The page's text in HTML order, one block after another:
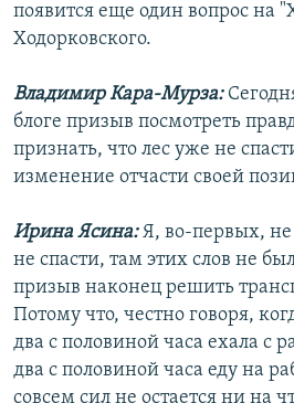
появится еще один вопрос на
Ходорковского.
Владимир Кара-Мурза:
блоге призыв посмотреть
признать, что лес уже не
изменение отчасти своей
Ирина Ясина:Я, во-первых, не
не спасти, там этих слов не
призыв наконец решить
Потому что, честно говоря,
два с половиной часа ехала с
два с половиной часа еду на
совсем сил не остается ни на